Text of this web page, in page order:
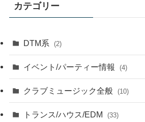
カテゴリー
DTM系 (2)
イベント/パーティー情報 (4)
クラブミュージック全般 (10)
トランス/ハウス/EDM (33)